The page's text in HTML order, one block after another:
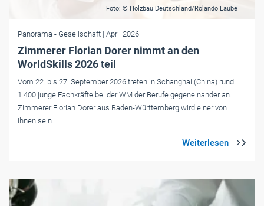
Foto: © Holzbau Deutschland/Rolando Laube
Panorama - Gesellschaft | April 2026
Zimmerer Florian Dorer nimmt an den
WorldSkills 2026 teil
Vom 22. bis 27. September 2026 treten in Schanghai (China) rund
1.400 junge Fachkräfte bei der WM der Berufe gegeneinander an.
Zimmerer Florian Dorer aus Baden-Württemberg wird einer von
ihnen sein.